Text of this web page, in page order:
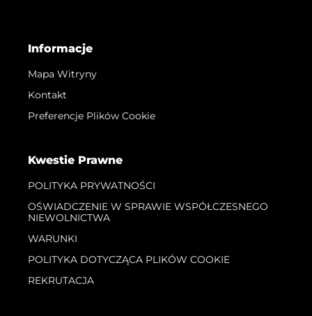
Informacje
Mapa Witryny
Kontakt
Preferencje Plików Cookie
Kwestie Prawne
POLITYKA PRYWATNOŚCI
OŚWIADCZENIE W SPRAWIE WSPÓŁCZESNEGO
NIEWOLNICTWA
WARUNKI
POLITYKA DOTYCZĄCA PLIKÓW COOKIE
REKRUTACJA